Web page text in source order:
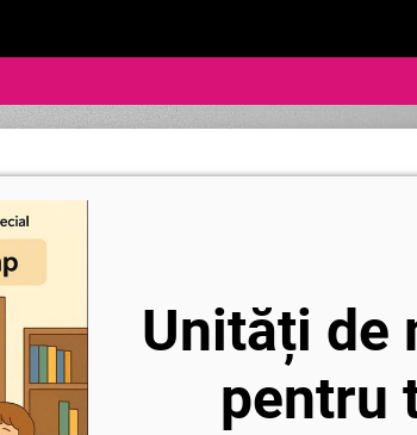
Unități de
pentru